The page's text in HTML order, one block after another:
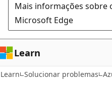
Mais informações sobre
Microsoft Edge
Learn
Learn Solucionar problemas